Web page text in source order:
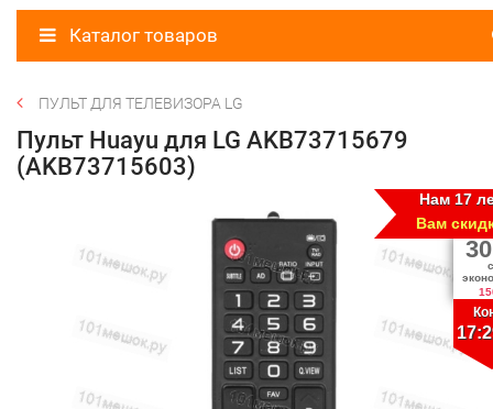
Каталог товаров
ПУЛЬТ ДЛЯ ТЕЛЕВИЗОРА LG
Пульт Huayu для LG AKB73715679
(AKB73715603)
Нам 17
Вам
30